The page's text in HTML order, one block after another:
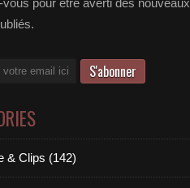
pour être averti des nouveaux
& Clips (142)